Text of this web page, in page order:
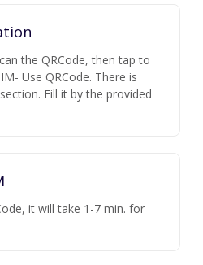
the QRCode, then tap to
Use QRCode. There is
Fill it by the provided
it will take 1-7 min. for